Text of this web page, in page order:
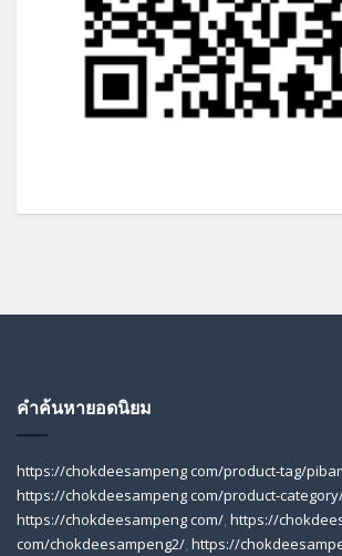
คำค้นหายอดนิยม
https://chokdeesampeng com/product-tag/
https://chokdeesampeng com/product-
https://chokdeesampeng com/, https://
com/chokdeesampeng2/, https://